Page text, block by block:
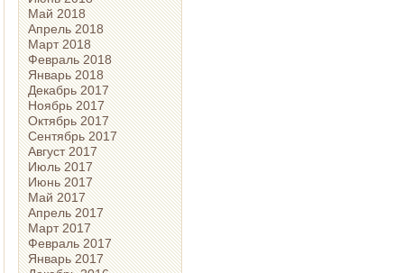
Май 2018
Апрель 2018
Март 2018
Февраль 2018
Январь 2018
Декабрь 2017
Ноябрь 2017
Октябрь 2017
Сентябрь 2017
Август 2017
Июль 2017
Июнь 2017
Май 2017
Апрель 2017
Март 2017
Февраль 2017
Январь 2017